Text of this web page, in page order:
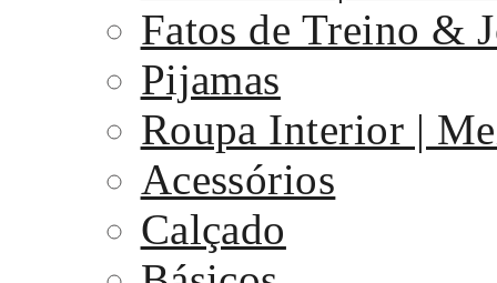
Fatos de Treino &
Pijamas
Roupa Interior |
Acessórios
Calçado